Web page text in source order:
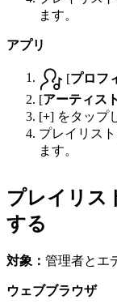
ます。
アプリ
[プロフ
[アーティス
[+] をタップ
プレイリス
ます。
プレイリス
する
対象： 管理者とエ
ウェブブラウザ